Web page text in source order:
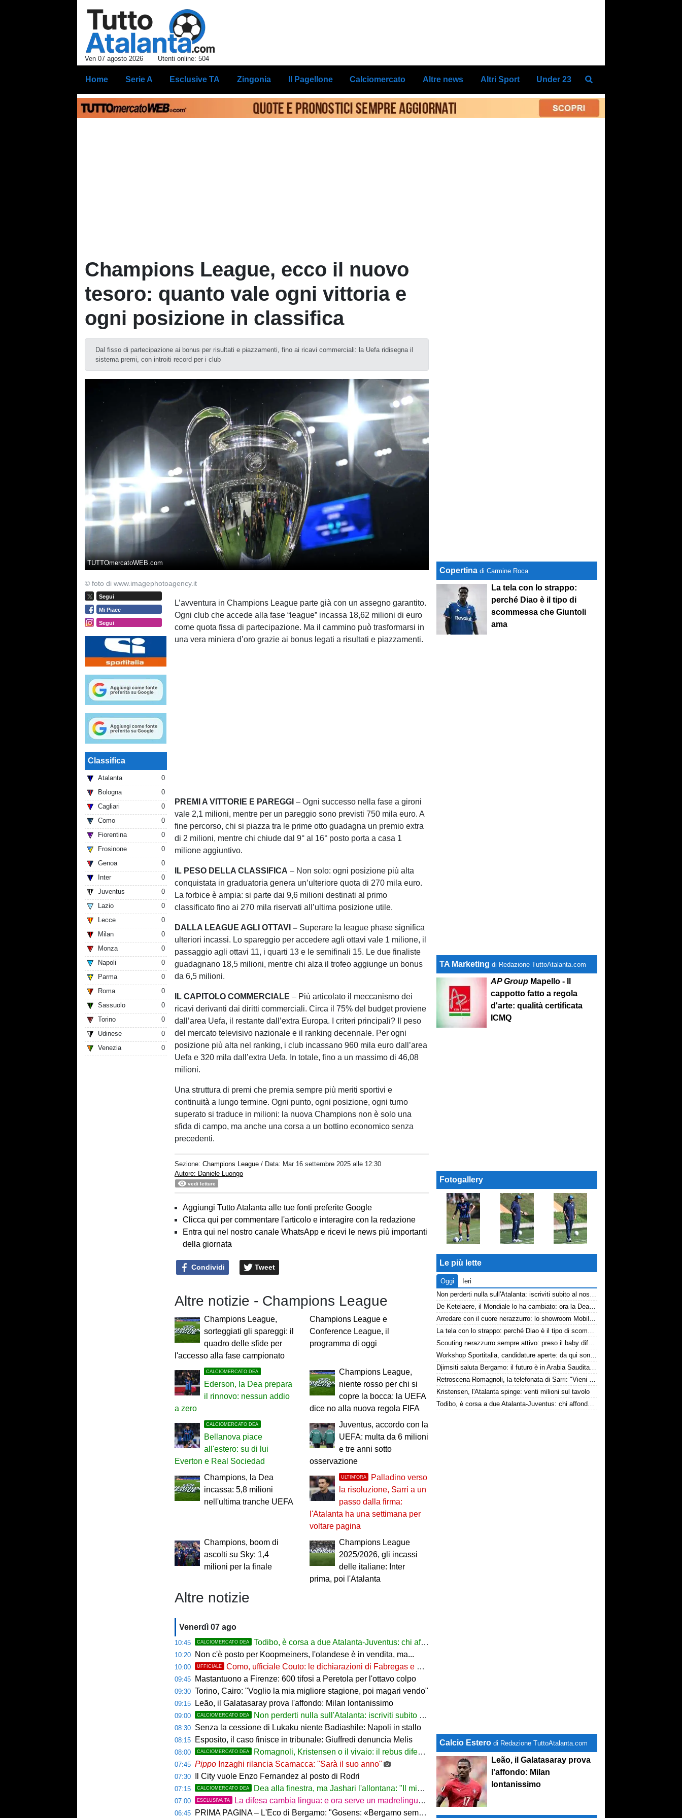
Ven 07 agosto 2026 Utenti online: 504
Home Serie A Esclusive TA Zingonia Il Pagellone Calciomercato Altre news Altri Sport Under 23
Champions League, ecco il nuovo
tesoro: quanto vale ogni vittoria e
ogni posizione in classifica
Dal fisso di partecipazione ai bonus per risultati e piazzamenti, fino ai ricavi commerciali: la Uefa ridisegna il
sistema premi, con introiti record per i club
TUTTOmercatoWEB.com
© foto di www.imagephotoagency.it
Segui
Mi Piace
Segui
Classifica
Atalanta
0
Bologna
0
Cagliari
0
Como
0
Fiorentina
0
Frosinone
0
Genoa
0
Inter
0
Juventus
0
Lazio
0
Lecce
0
Milan
0
Monza
0
Napoli
0
Parma
0
Roma
0
Sassuolo
0
Torino
0
Udinese
0
Venezia
0
L’avventura in Champions League parte già con un assegno garantito.
Ogni club che accede alla fase “league” incassa 18,62 milioni di euro
come quota fissa di partecipazione. Ma il cammino può trasformarsi in
una vera miniera d’oro grazie ai bonus legati a risultati e piazzamenti.
PREMI A VITTORIE E PAREGGI– Ogni successo nella fase a gironi
vale 2,1 milioni, mentre per un pareggio sono previsti 750 mila euro. A
fine percorso, chi si piazza tra le prime otto guadagna un premio extra
di 2 milioni, mentre chi chiude dal 9° al 16° posto porta a casa 1
milione aggiuntivo.
IL PESO DELLA CLASSIFICA – Non solo: ogni posizione più alta
conquistata in graduatoria genera un’ulteriore quota di 270 mila euro.
La forbice è ampia: si parte dai 9,6 milioni destinati al primo
classificato fino ai 270 mila riservati all’ultima posizione utile.
DALLA LEAGUE AGLI OTTAVI – Superare la league phase significa
ulteriori incassi. Lo spareggio per accedere agli ottavi vale 1 milione, il
passaggio agli ottavi 11, i quarti 13 e le semifinali 15. Le due finaliste
guadagnano 18,5 milioni, mentre chi alza il trofeo aggiunge un bonus
da 6,5 milioni.
IL CAPITOLO COMMERCIALE– Più articolato il meccanismo dei
ricavi derivanti dai diritti commerciali. Circa il 75% del budget proviene
dall’area Uefa, il restante dall’extra Europa. I criteri principali? Il peso
del mercato televisivo nazionale e il ranking decennale. Per ogni
posizione più alta nel ranking, i club incassano 960 mila euro dall’area
Uefa e 320 mila dall’extra Uefa. In totale, fino a un massimo di 46,08
milioni.
Una struttura di premi che premia sempre più meriti sportivi e
continuità a lungo termine. Ogni punto, ogni posizione, ogni turno
superato si traduce in milioni: la nuova Champions non è solo una
sfida di campo, ma anche una corsa a un bottino economico senza
precedenti.
Sezione:Champions League/ Data: Mar 16 settembre 2025 alle 12:30
Autore: Daniele Luongo
vedi letture
Aggiungi Tutto Atalanta alle tue fonti preferite Google
Clicca qui per commentare l'articolo e interagire con la redazione
Entra qui nel nostro canale WhatsApp e ricevi le news più importanti
della giornata
Condividi Tweet
Altre notizie - Champions League
Champions League,
sorteggiati gli spareggi: il
quadro delle sfide per
l'accesso alla fase campionato
Champions League e
Conference League, il
programma di oggi
CALCIOMERCATO DEA
Ederson, la Dea prepara
il rinnovo: nessun addio
a zero
Champions League,
niente rosso per chi si
copre la bocca: la UEFA
dice no alla nuova regola FIFA
CALCIOMERCATO DEA
Bellanova piace
all'estero: su di lui
Everton e Real Sociedad
Juventus, accordo con la
UEFA: multa da 6 milioni
e tre anni sotto
osservazione
Champions, la Dea
incassa: 5,8 milioni
nell'ultima tranche UEFA
ULTIM'ORA
Palladino verso
la risoluzione, Sarri a un
passo dalla firma:
l'Atalanta ha una settimana per
voltare pagina
Champions, boom di
ascolti su Sky: 1,4
milioni per la finale
Champions League
2025/2026, gli incassi
delle italiane: Inter
prima, poi l'Atalanta
Altre notizie
Venerdì 07 ago
10:45 CALCIOMERCATO DEA Todibo, è corsa a due Atalanta-Juventus: chi affonderà il colpo?
10:20 Non c'è posto per Koopmeiners, l'olandese è in vendita, ma...
10:00 UFFICIALE Como, ufficiale Couto: le dichiarazioni di Fabregas e del brasiliano
09:45 Mastantuono a Firenze: 600 tifosi a Peretola per l'ottavo colpo
09:30 Torino, Cairo: "Voglio la mia migliore stagione, poi magari vendo"
09:15 Leão, il Galatasaray prova l'affondo: Milan lontanissimo
09:00 CALCIOMERCATO DEA Non perderti nulla sull'Atalanta: iscriviti subito al nostro canale WhatsApp!
08:30 Senza la cessione di Lukaku niente Badiashile: Napoli in stallo
08:15 Esposito, il caso finisce in tribunale: Giuffredi denuncia Melis
08:00 CALCIOMERCATO DEA Romagnoli, Kristensen o il vivaio: il rebus difesa dell'Atalanta
07:45 Pippo Inzaghi rilancia Scamacca: "Sarà il suo anno"
07:30 Il City vuole Enzo Fernandez al posto di Rodri
07:15 CALCIOMERCATO DEA Dea alla finestra, ma Jashari l'allontana: "Il mio cuore è sempre stato rossonero"
07:00 ESCLUSIVA TA La difesa cambia lingua: e ora serve un madrelingua della zona
06:45 PRIMA PAGINA – L'Eco di Bergamo: "Gosens: «Bergamo sempre casa mia. Incuriosito da Sarri»"
Copertina di Carmine Roca
La tela con lo strappo:
perché Diao è il tipo di
scommessa che Giuntoli
ama
TA Marketing di Redazione TuttoAtalanta.com
AP Group Mapello - Il
cappotto fatto a regola
d'arte: qualità certificata
ICMQ
Fotogallery
Le più lette
Oggi
Ieri
Non perderti nulla sull'Atalanta: iscriviti subito al nostro canale WhatsApp!
De Ketelaere, il Mondiale lo ha cambiato: ora la Dea riparte da lui
Arredare con il cuore nerazzurro: lo showroom Mobilmondo a Osio Sotto. Quando essere di fede atalantina conviene
La tela con lo strappo: perché Diao è il tipo di scommessa che Giuntoli ama
Scouting nerazzurro sempre attivo: preso il baby difensore 2010 Levačić
Workshop Sportitalia, candidature aperte: da qui sono passate firme di Serie A
Djimsiti saluta Bergamo: il futuro è in Arabia Saudita! Tre milioni e firma biennale
Retroscena Romagnoli, la telefonata di Sarri: "Vieni con me a Bergamo"
Kristensen, l'Atalanta spinge: venti milioni sul tavolo
Todibo, è corsa a due Atalanta-Juventus: chi affonderà il colpo?
Calcio Estero di Redazione TuttoAtalanta.com
Leão, il Galatasaray prova
l'affondo: Milan
lontanissimo